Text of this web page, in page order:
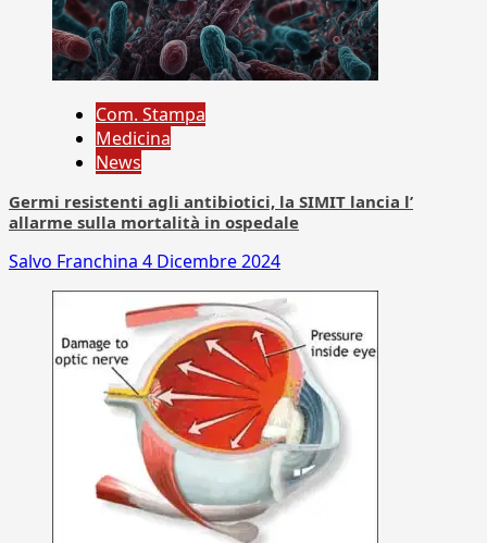
Com. Stampa
Medicina
News
Germi resistenti agli antibiotici, la SIMIT lancia l’
allarme sulla mortalità in ospedale
Salvo Franchina 4 Dicembre 2024